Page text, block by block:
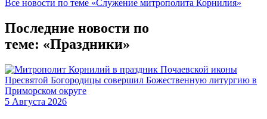
Все новости по теме «Служение митрополита Корнилия»
Последние новости по
теме: «Праздники»
5 Августа 2026